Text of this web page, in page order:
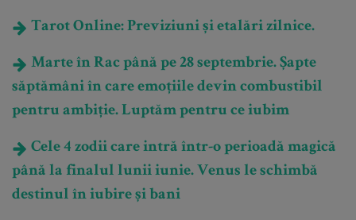
Tarot Online: Previziuni și etalări zilnice.
Marte în Rac până pe 28 septembrie. Șapte
săptămâni în care emoțiile devin combustibil
pentru ambiție. Luptăm pentru ce iubim
Cele 4 zodii care intră într-o perioadă magică
până la finalul lunii iunie. Venus le schimbă
destinul în iubire și bani